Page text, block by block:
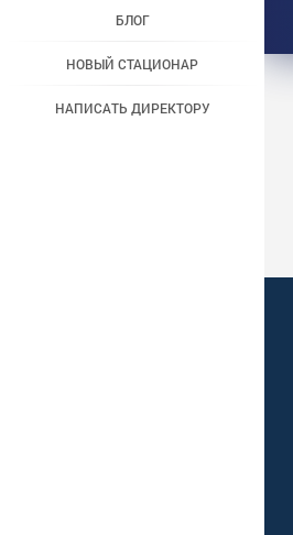
БЛОГ
НОВЫЙ СТАЦИОНАР
НАПИСАТЬ ДИРЕКТОРУ